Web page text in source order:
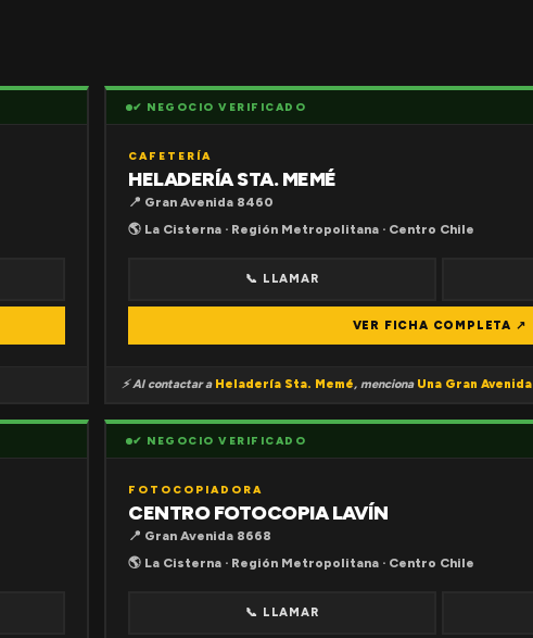
✔ NEGOCIO VERIFICADO
CAFETERÍA
HELADERÍA STA. MEMÉ
📍 Gran Avenida 8460
🌎 La Cisterna · Región Metropolitana · Centro Chile
📞 LLAMAR
VER FICHA COMPLETA ↗
⚡ Al contactar a Heladería Sta. Memé, menciona Una Gran Avenida
✔ NEGOCIO VERIFICADO
FOTOCOPIADORA
CENTRO FOTOCOPIA LAVÍN
📍 Gran Avenida 8668
🌎 La Cisterna · Región Metropolitana · Centro Chile
📞 LLAMAR